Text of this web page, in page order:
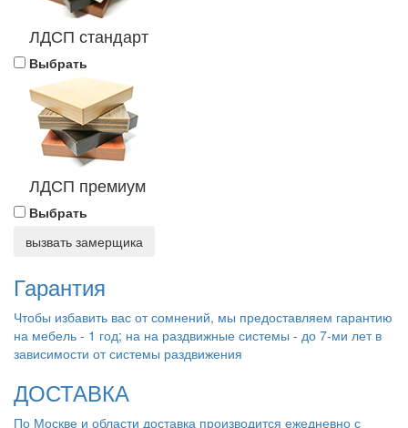
ЛДСП стандарт
Выбрать
ЛДСП премиум
Выбрать
вызвать замерщика
Гарантия
Чтобы избавить вас от сомнений, мы предоставляем гарантию
на мебель - 1 год; на на раздвижные системы - до 7-ми лет в
зависимости от системы раздвижения
ДОСТАВКА
По Москве и области доставка производится ежедневно с